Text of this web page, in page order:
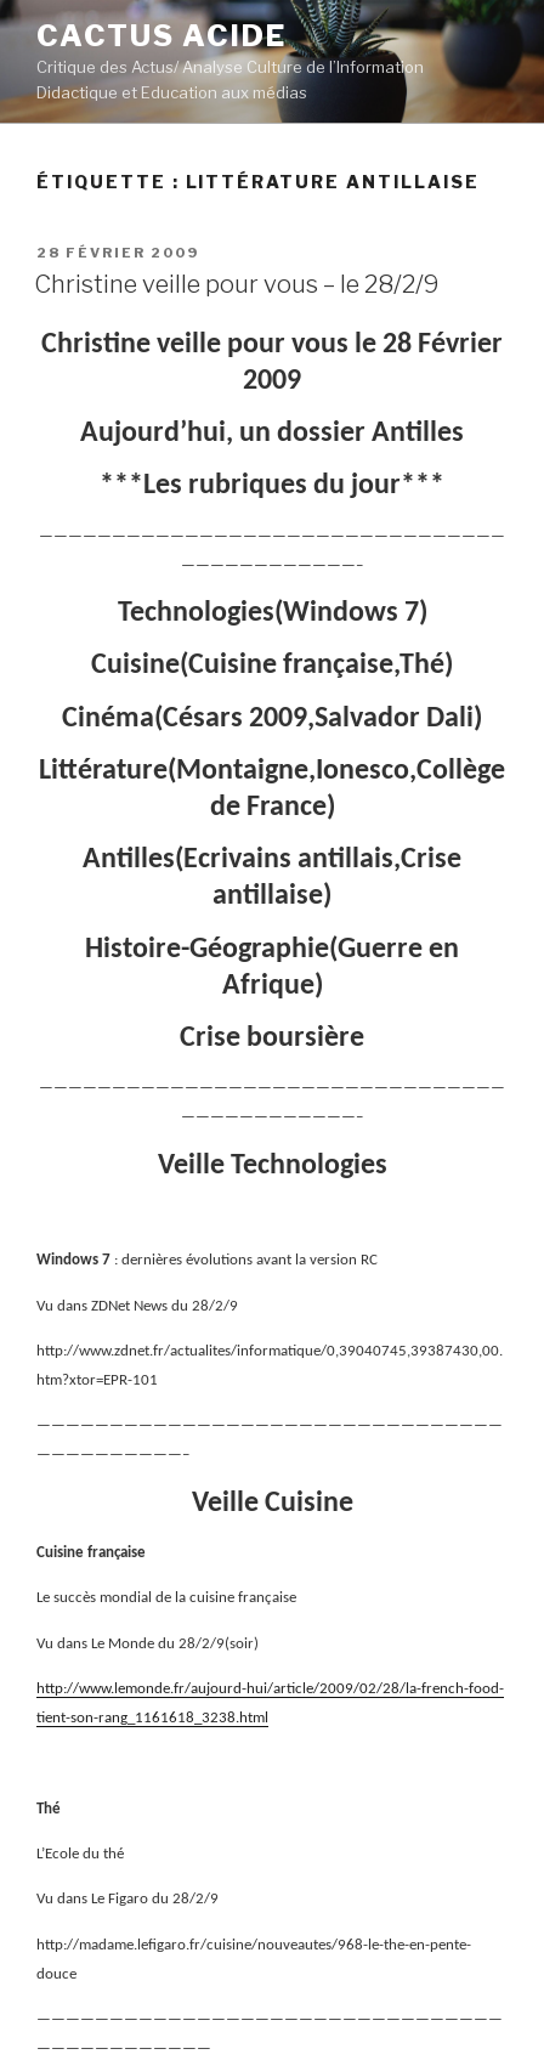
Aller
contenu
principal
CACTUS ACIDE
Critique des Actus/ Analyse Culture de l’Information
Didactique et Education aux médias
ÉTIQUETTE : LITTÉRATURE ANTILLAISE
PUBLIÉ
LE
28 FÉVRIER 2009
Christine veille pour vous – le 28/2/9
Christine veille pour vous le 28 Février
2009
Aujourd’hui, un dossier Antilles
***Les rubriques du jour***
————————————————————————————————
————————————–
Technologies(Windows 7)
Cuisine(Cuisine française,Thé)
Cinéma(Césars 2009,Salvador Dali)
Littérature(Montaigne,Ionesco,Collège
de France)
Antilles(Ecrivains antillais,Crise
antillaise)
Histoire-Géographie(Guerre en
Afrique)
Crise boursière
————————————————————————————————
————————————–
Veille Technologies
Windows 7 : dernières évolutions avant la version RC
Vu dans ZDNet News du 28/2/9
http://www.zdnet.fr/actualites/informatique/0,39040745,39387430,00.
htm?xtor=EPR-101
————————————————————————————————
——————————–
Veille Cuisine
Cuisine française
Le succès mondial de la cuisine française
Vu dans Le Monde du 28/2/9(soir)
http://www.lemonde.fr/aujourd-hui/article/2009/02/28/la-french-food-
tient-son-rang_1161618_3238.html
Thé
L’Ecole du thé
Vu dans Le Figaro du 28/2/9
http://madame.lefigaro.fr/cuisine/nouveautes/968-le-the-en-pente-
douce
————————————————————————————————
————————————